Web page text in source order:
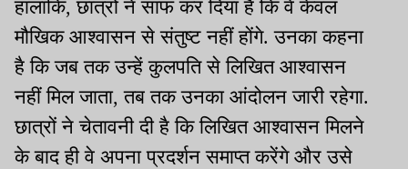
हालांकि, छात्रों ने साफ कर दिया है कि वे केवल
मौखिक आश्वासन से संतुष्ट नहीं होंगे. उनका कहना
है कि जब तक उन्हें कुलपति से लिखित आश्वासन
नहीं मिल जाता, तब तक उनका आंदोलन जारी रहेगा.
छात्रों ने चेतावनी दी है कि लिखित आश्वासन मिलने
के बाद ही वे अपना प्रदर्शन समाप्त करेंगे और उसे